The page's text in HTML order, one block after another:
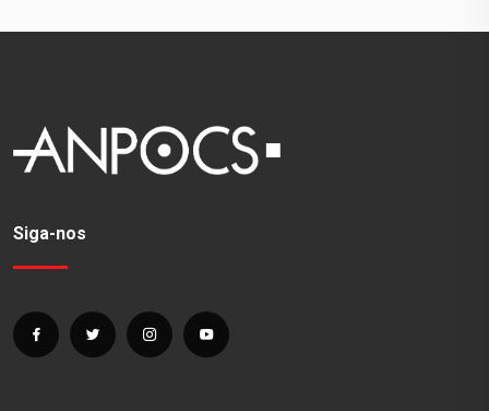
Siga-nos